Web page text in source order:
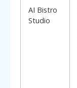
AI Bistro
Studio